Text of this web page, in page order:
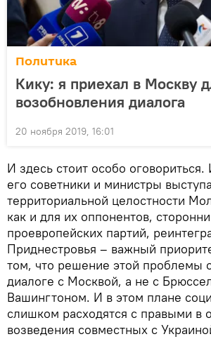
Политика
Кику: я приехал в Москву
возобновления диалога
20 ноября 2019, 16:01
И здесь стоит особо
его советники и министры
территориальной целостности
как и для их оппонентов,
проевропейских партий,
Приднестровья – важный
том, что решение этой проблемы
диалоге с Москвой, а не с
Вашингтоном. И в этом плане
слишком расходятся с правыми в
возведения совместных с